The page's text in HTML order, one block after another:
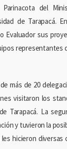
del
de Tarapacá.
sus
representantes
más de 20
visitaron los
Tarapacá. La
y tuvieron la
hicieron